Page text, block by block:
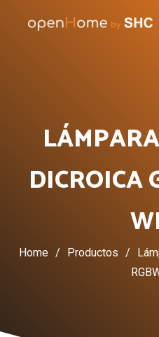
DICROICA
Home / Productos /